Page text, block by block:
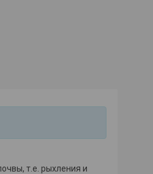
т.е. рыхления и